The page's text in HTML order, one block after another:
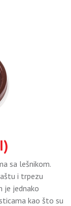
sa lešnikom.
i trpezu
je jednako
kao što su